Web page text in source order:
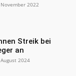
2022
Streik bei
an
2024